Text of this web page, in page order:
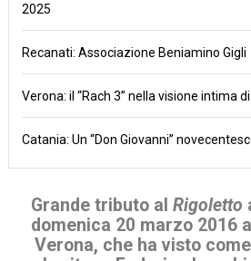
2025
Recanati: Associazione Beniamino Gigli
Verona: il “Rach 3” nella visione intima
Catania: Un “Don Giovanni”
Grande tributo al Rigoletto
domenica 20 marzo 2016 al
Verona, che ha visto